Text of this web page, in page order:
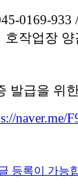
0169-
호작업장 양
발급을 위
naver.me/
등록이 가능